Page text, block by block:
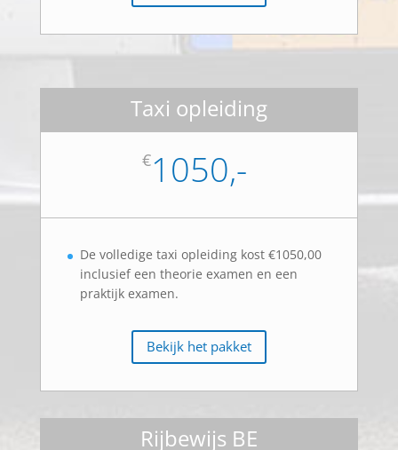
Taxi opleiding
€1050,-
De volledige taxi opleiding kost €1050,00
inclusief een theorie examen en een
praktijk examen.
Bekijk het pakket
Rijbewijs BE